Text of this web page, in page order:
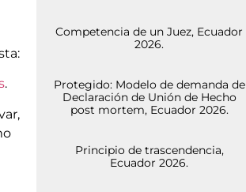
.
Competencia de un Juez, Ecuador
2026.
Protegido: Modelo de demanda de
Declaración de Unión de Hecho
post mortem, Ecuador 2026.
Principio de trascendencia,
Ecuador 2026.